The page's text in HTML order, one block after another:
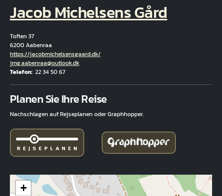
Jacob Michelsens Gård
Toften 37
6200 Aabenraa
Hjemmeside
https://jacobmichelsensgaard.dk/
E-Mail
jmg.aabenraa@outlook.dk
Telefon 22 34 50 67
Planen Sie Ihre Reise
Nachschlagen auf Rejseplanen oder Graphhopper.
+